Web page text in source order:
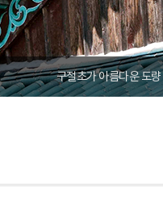
구절초가 아름다운 도량